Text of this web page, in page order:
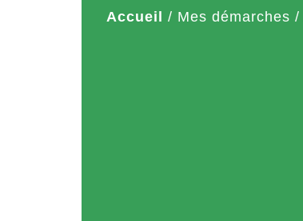
Accueil / Mes démarches /